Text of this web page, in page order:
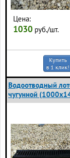
Цена:
1030 руб./шт.
Купить
в 1 клик!
Водоотводный
чугунной